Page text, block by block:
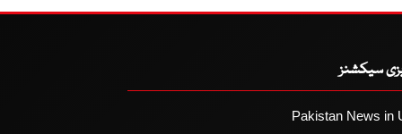
سیکشنز
Pakistan News in